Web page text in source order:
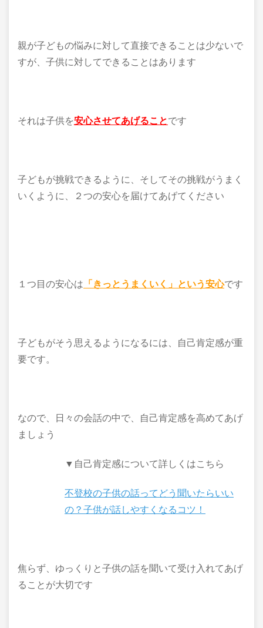
親が子どもの悩みに対して直接できることは少ないで
すが、子供に対してできることはあります
それは子供を安心させてあげることです
子どもが挑戦できるように、そしてその挑戦がうまく
いくように、２つの安心を届けてあげてください
１つ目の安心は 「きっとうまくいく」という安心です
子どもがそう思えるようになるには、自己肯定感が重
要です。
なので、日々の会話の中で、自己肯定感を高めてあげ
ましょう
▼自己肯定感について詳しくはこちら
不登校の子供の話ってどう聞いたらいい
の？子供が話しやすくなるコツ！
焦らず、ゆっくりと子供の話を聞いて受け入れてあげ
ることが大切です